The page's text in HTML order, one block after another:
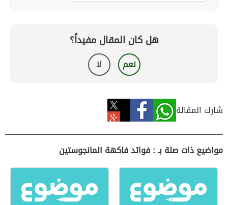
هل كان المقال مفيداً؟
نعم لا
شارك المقالة
مواضيع ذات صلة بـ : فوائد فاكهة المانجوستين